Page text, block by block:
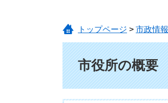
トップページ > 市政情報
市役所の概要